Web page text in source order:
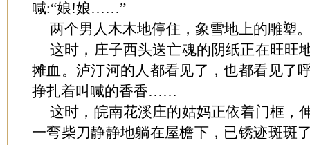
喊:“娘!娘……”
两个男人木木地停住，象雪地上的雕塑
这时，庄子西头送亡魂的阴纸正在旺旺
摊血。泸汀河的人都看见了，也都看见了
挣扎着叫喊的香香……
这时，皖南花溪庄的姑妈正依着门框，
一弯柴刀静静地躺在屋檐下，已锈迹斑斑